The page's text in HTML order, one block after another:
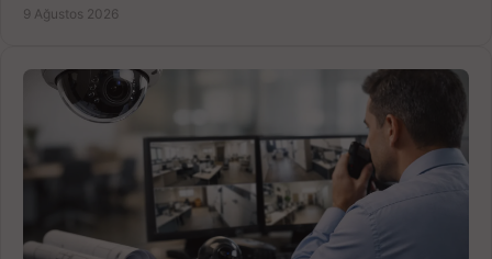
9 Ağustos 2026